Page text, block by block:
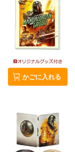
かごに入れる